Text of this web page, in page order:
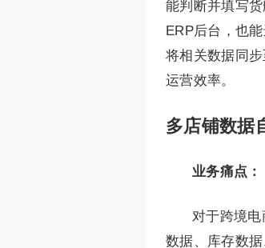
能判断并填写
ERP后台，也
将相关数据同
运营效率。
多店铺数据
业务痛点 ：
对于跨境
数据、库存数